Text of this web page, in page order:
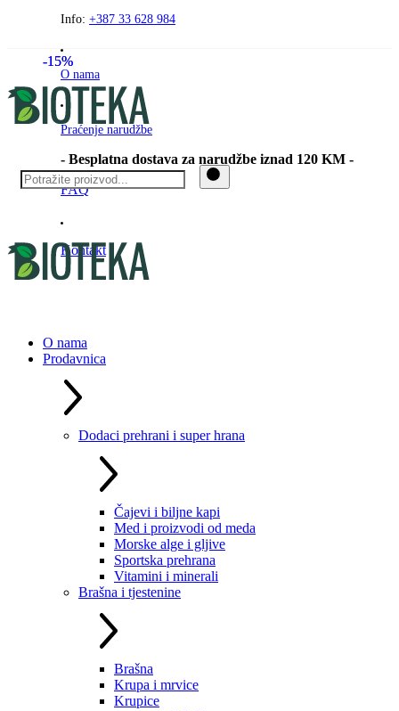
PreskočiteInfo: +387 33 628 984
O nama
Praćenje narudžbe
- Besplatna dostava za narudžbe iznad 120 KM -
FAQ
Kontakt
O nama
Prodavnica
Dodaci prehrani i super hrana
Čajevi i biljne kapi
Med i proizvodi od meda
Morske alge i gljive
Sportska prehrana
Vitamini i minerali
Brašna i tjestenine
Brašna
Krupa i mrvice
Krupice
-15%
-15%